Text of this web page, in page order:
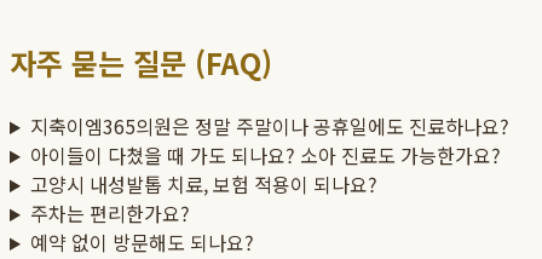
자주 묻는 질문 (FAQ)
지축이엠365의원은 정말 주말이나 공휴일에도 진료하나요?
아이들이 다쳤을 때 가도 되나요? 소아 진료도 가능한가요?
고양시 내성발톱 치료, 보험 적용이 되나요?
주차는 편리한가요?
예약 없이 방문해도 되나요?